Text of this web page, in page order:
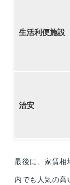
生活利便施設
治安
最後に、家賃相
内でも人気の